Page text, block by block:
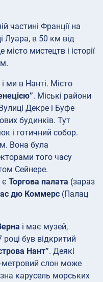
частині Франції на
Луара, в 50 км від
мистецтв і історії
ми в Нанті. Місто
. Міські райони
Декре і Буфе
будинків. Тут
і готичний собор.
Вона була
того часу
Сейнере.
є Торгова палата (зараз
дю Коммерс (Палац
і має музей,
був відкритий
Нант”. Деякі
слон може
карусель морських